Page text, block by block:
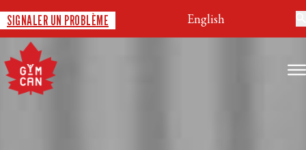
SIGNALER UN PROBLÈME English